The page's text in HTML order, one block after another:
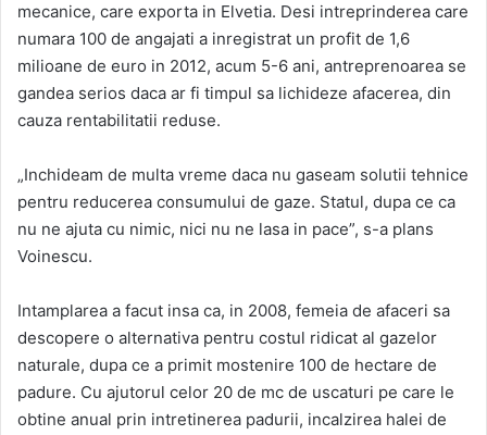
mecanice, care exporta in Elvetia. Desi intreprinderea care
numara 100 de angajati a inregistrat un profit de 1,6
milioane de euro in 2012, acum 5-6 ani, antreprenoarea se
gandea serios daca ar fi timpul sa lichideze afacerea, din
cauza rentabilitatii reduse.
„Inchideam de multa vreme daca nu gaseam solutii tehnice
pentru reducerea consumului de gaze. Statul, dupa ce ca
nu ne ajuta cu nimic, nici nu ne lasa in pace”, s-a plans
Voinescu.
Intamplarea a facut insa ca, in 2008, femeia de afaceri sa
descopere o alternativa pentru costul ridicat al gazelor
naturale, dupa ce a primit mostenire 100 de hectare de
padure. Cu ajutorul celor 20 de mc de uscaturi pe care le
obtine anual prin intretinerea padurii, incalzirea halei de